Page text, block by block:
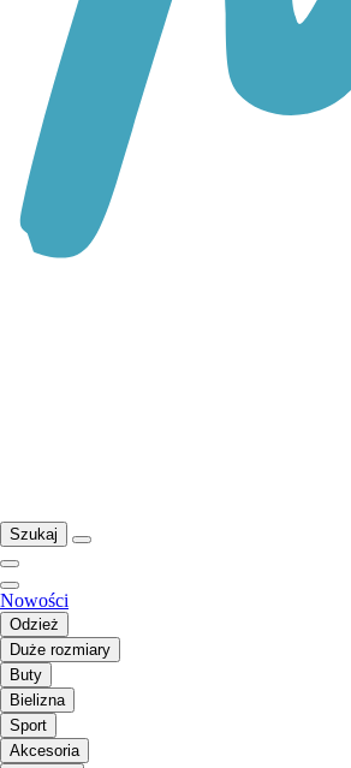
Szukaj
Nowości
Odzież
Duże rozmiary
Buty
Bielizna
Sport
Akcesoria